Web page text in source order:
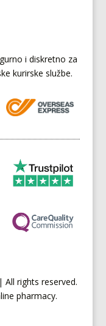
i diskretno za
kurirske službe.
rights reserved.
pharmacy.